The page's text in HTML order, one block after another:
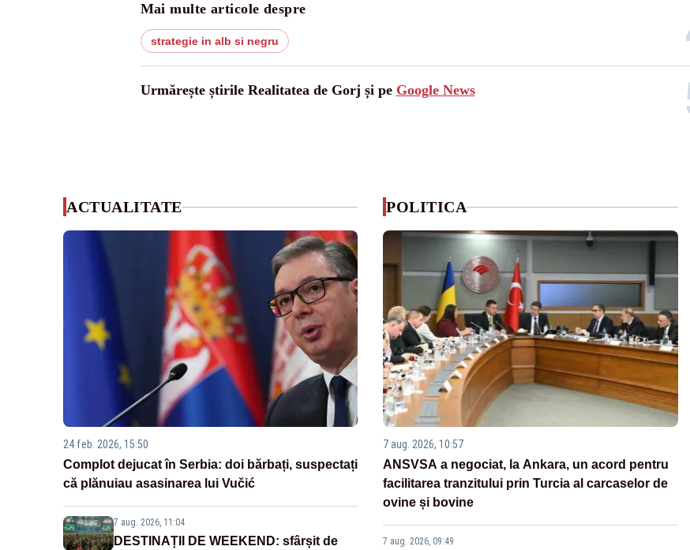
Mai multe articole despre
strategie in alb si negru
Urmărește știrile Realitatea de Gorj și pe Google News
ACTUALITATE
24 feb. 2026, 15:50
Complot dejucat în Serbia: doi bărbați, suspectați
că plănuiau asasinarea lui Vučić
7 aug. 2026, 11:04
DESTINAȚII DE WEEKEND: sfârșit de
POLITICA
7 aug. 2026, 10:57
ANSVSA a negociat, la Ankara, un acord pentru
facilitarea tranzitului prin Turcia al carcaselor de
ovine și bovine
7 aug. 2026, 09:49